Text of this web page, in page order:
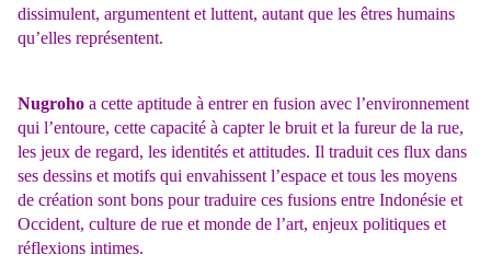
dissimulent, argumentent et luttent, autant que les êtres humains
qu’elles représentent.
Nugroho a cette aptitude à entrer en fusion avec l’environnement
qui l’entoure, cette capacité à capter le bruit et la fureur de la rue,
les jeux de regard, les identités et attitudes. Il traduit ces flux dans
ses dessins et motifs qui envahissent l’espace et tous les moyens
de création sont bons pour traduire ces fusions entre Indonésie et
Occident, culture de rue et monde de l’art, enjeux politiques et
réflexions intimes.